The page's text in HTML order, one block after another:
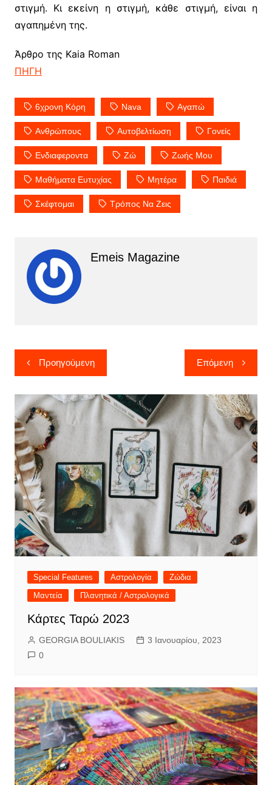
στιγμή. Κι εκείνη η στιγμή, κάθε στιγμή, είναι η
αγαπημένη της.
Άρθρο της Kaia Roman
ΠΗΓΗ
6χρονη Κόρη Nava Αγαπώ
Ανθρώπους Αυτοβελτίωση Γονείς
Ενδιαφεροντα Ζώ Ζωής Μου
Μαθήματα Ευτυχίας Μητέρα Παιδιά
Σκέφτομαι Τρόπος Να Ζεις
Emeis Magazine
Πλοήγηση
άρθρων
Προηγούμενη Επόμενη
Special Features Αστρολογία
Ζώδια
Μαντεία
Πλανητικά / Αστρολογικά
Κάρτες Ταρώ 2023
GEORGIA BOULIAKIS
3 Ιανουαρίου, 2023
0